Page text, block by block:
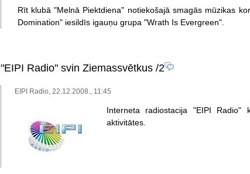
Rīt klubā "Melnā Piektdiena" notiekošajā smagās mūzikas
Domination" iesildīs igauņu grupa "Wrath Is Evergreen".
"EIPI Radio" svin Ziemassvētkus/2
EIPI Radio, 22.12.2008., 11:45
Interneta radiostacija "EIPI
aktivitātes.